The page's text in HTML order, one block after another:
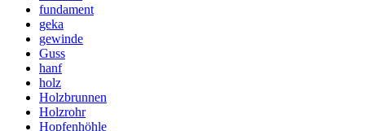
fundament
geka
gewinde
Guss
hanf
holz
Holzbrunnen
Holzrohr
Hopfenhöhle